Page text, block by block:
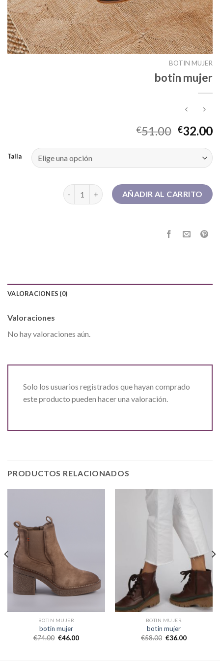
BOTIN MUJER
botin mujer
€51.00 €32.00
Talla
botin mujer cantidadAÑADIR AL CARRITO
VALORACIONES (0)
Valoraciones
No hay valoraciones aún.
Solo los usuarios registrados que hayan comprado
este producto pueden hacer una valoración.
PRODUCTOS RELACIONADOS
BOTIN MUJER
botin mujer
€74.00 €46.00
BOTIN MUJER
botin mujer
€58.00 €36.00